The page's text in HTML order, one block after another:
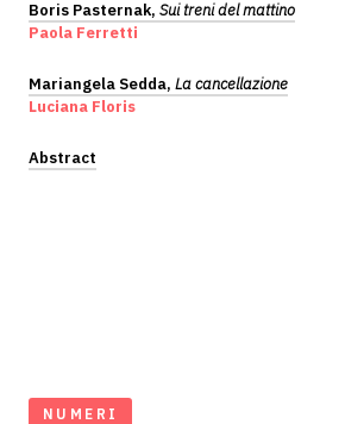
Boris Pasternak, Sui treni del mattino
Paola Ferretti
Mariangela Sedda, La cancellazione
Luciana Floris
Abstract
NUMERI